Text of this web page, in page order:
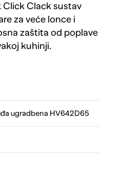
Clack sustav
za veće lonce i
zaštita od poplave
kuhinji.
ugradbena HV642D65